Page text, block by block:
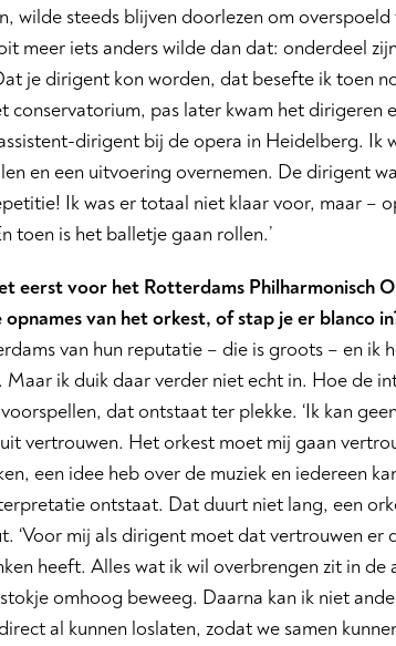
wilde steeds blijven doorlezen om
meer iets anders wilde dan dat: onderdeel
je dirigent kon worden, dat besefte ik toen
conservatorium, pas later kwam het dirigeren
dirigent bij de opera in Heidelberg. Ik
en een uitvoering overnemen. De dirigent
Ik was er totaal niet klaar voor, maar –
toen is het balletje gaan rollen.’
eerst voor het Rotterdams Philharmonisch
van het orkest, of stap je er blanco
van hun reputatie – die is groots – en ik
ik duik daar verder niet echt in. Hoe de
dat ontstaat ter plekke. ‘Ik kan
vertrouwen. Het orkest moet mij gaan
een idee heb over de muziek en iedereen
ontstaat. Dat duurt niet lang, een
‘Voor mij als dirigent moet dat vertrouwen
heeft. Alles wat ik wil overbrengen zit in de
omhoog beweeg. Daarna kan ik niet
al kunnen loslaten, zodat we samen